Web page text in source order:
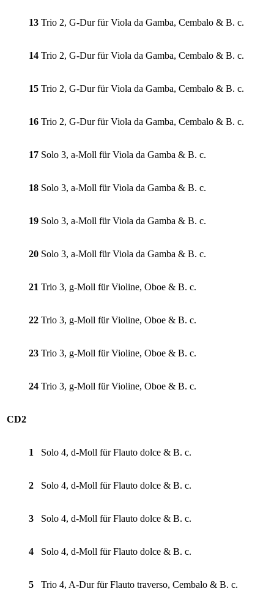
13 Trio 2, G-Dur für Viola da Gamba, Cembalo & B. c.
14 Trio 2, G-Dur für Viola da Gamba, Cembalo & B. c.
15 Trio 2, G-Dur für Viola da Gamba, Cembalo & B. c.
16 Trio 2, G-Dur für Viola da Gamba, Cembalo & B. c.
17 Solo 3, a-Moll für Viola da Gamba & B. c.
18 Solo 3, a-Moll für Viola da Gamba & B. c.
19 Solo 3, a-Moll für Viola da Gamba & B. c.
20 Solo 3, a-Moll für Viola da Gamba & B. c.
21 Trio 3, g-Moll für Violine, Oboe & B. c.
22 Trio 3, g-Moll für Violine, Oboe & B. c.
23 Trio 3, g-Moll für Violine, Oboe & B. c.
24 Trio 3, g-Moll für Violine, Oboe & B. c.
CD2
1 Solo 4, d-Moll für Flauto dolce & B. c.
2 Solo 4, d-Moll für Flauto dolce & B. c.
3 Solo 4, d-Moll für Flauto dolce & B. c.
4 Solo 4, d-Moll für Flauto dolce & B. c.
5 Trio 4, A-Dur für Flauto traverso, Cembalo & B. c.